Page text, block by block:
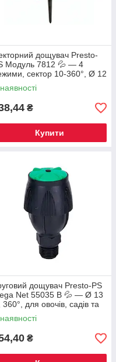
дощувач Presto-
Модуль 7812 💦 — 4
сектор 10-360°, Ø 12
₴
Купити
дощувач Presto-PS
Net 55035 В 💦 — Ø 13
для овочів, садів та
₴